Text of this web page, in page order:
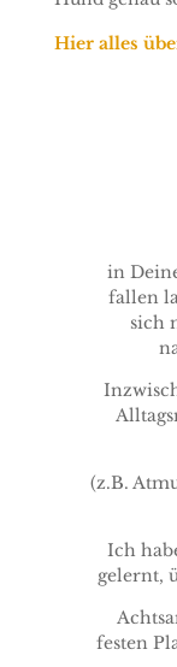
Hier alles
in
fallen
sich
(z.B.
Ich
gelernt,
festen